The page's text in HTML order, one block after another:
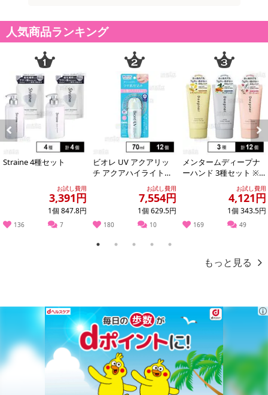
人気商品ランキング
Previous
Straine 4種セット
お試し費用
3,391円
1個 847.8円
136 7
ビオレ UV アクアリッ
チ アクアハイライトロ
ーション 70ml ※商品改
お試し費用
7,554円
1個 629.5円
180 10
メンタームディープナ
ーハンド 3種セット ※
お試し費用
4,121円
1個 343.5円
169 49
Next
1 2 3 4 5
もっと見る